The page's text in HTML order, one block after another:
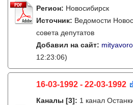
Регион: Новосибирск
Источник: Ведомости
совета депутатов
Добавил на сайт:
12:23:06)
16-03-1992 - 22-03-1992
Каналы [3]: 1 канал